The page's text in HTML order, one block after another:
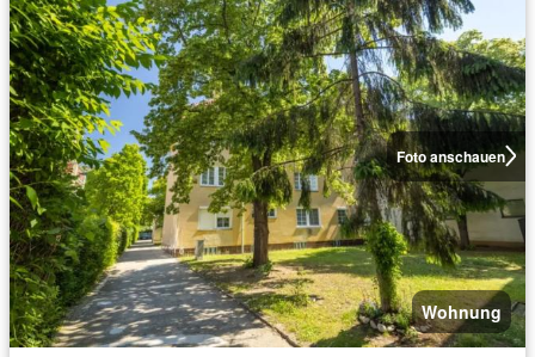
Foto anschauen
Wohnung